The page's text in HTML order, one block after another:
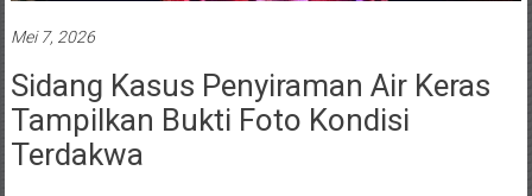
Mei 7, 2026
Sidang Kasus Penyiraman Air Keras
Tampilkan Bukti Foto Kondisi
Terdakwa